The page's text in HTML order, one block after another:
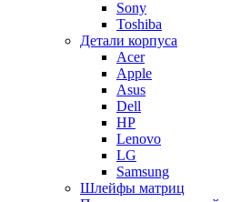
Sony
Toshiba
Детали корпуса
Acer
Apple
Asus
Dell
HP
Lenovo
LG
Samsung
Шлейфы матриц